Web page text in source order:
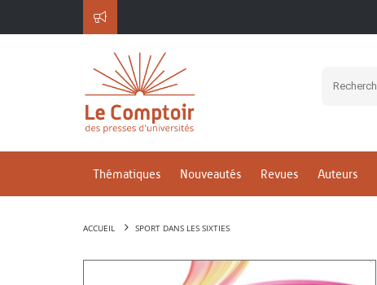
Thématiques Nouveautés Revues Auteurs
ACCUEIL SPORT DANS LES SIXTIES